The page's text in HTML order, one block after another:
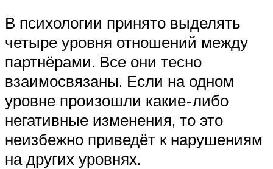
В психологии принято выделять
четыре уровня отношений между
партнёрами. Все они тесно
взаимосвязаны. Если на одном
уровне произошли какие-либо
негативные изменения, то это
неизбежно приведёт к нарушениям
на других уровнях.